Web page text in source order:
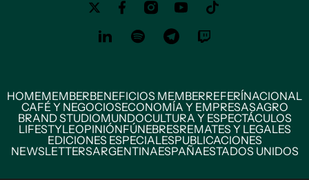
HOMEMEMBERBENEFICIOS MEMBERREFERÍNACIONAL
CAFÉ Y NEGOCIOSECONOMÍA Y EMPRESASAGRO
BRAND STUDIOMUNDOCULTURA Y ESPECTÁCULOS
LIFESTYLEOPINIÓNFÚNEBRESREMATES Y LEGALES
EDICIONES ESPECIALESPUBLICACIONES
NEWSLETTERSARGENTINAESPAÑAESTADOS UNIDOS